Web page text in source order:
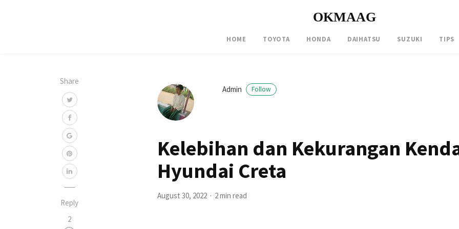
OKMAAG
HOME TOYOTA HONDA DAIHATSU SUZUKI TIPS
Share
Reply
2
Admin Follow
Kelebihan dan Kekurangan
Hyundai Creta
August 30, 2022 2 min read